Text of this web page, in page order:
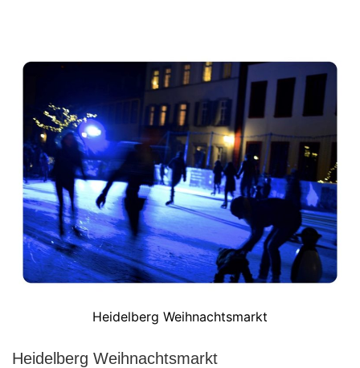
Heidelberg Weihnachtsmarkt
Heidelberg Weihnachtsmarkt